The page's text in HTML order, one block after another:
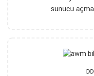
sunucu